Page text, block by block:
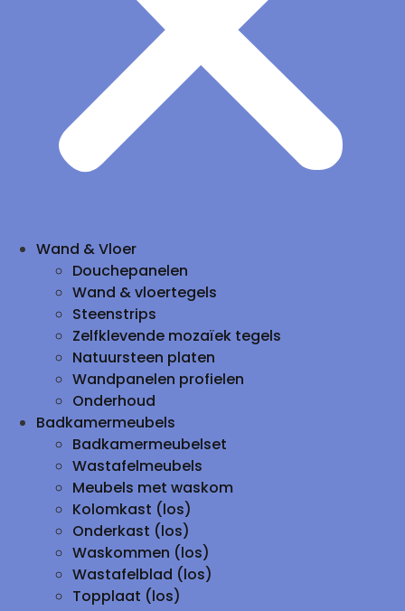
Wand & Vloer
Douchepanelen
Wand & vloertegels
Steenstrips
Zelfklevende mozaïek tegels
Natuursteen platen
Wandpanelen profielen
Onderhoud
Badkamermeubels
Badkamermeubelset
Wastafelmeubels
Meubels met waskom
Kolomkast (los)
Onderkast (los)
Waskommen (los)
Wastafelblad (los)
Topplaat (los)